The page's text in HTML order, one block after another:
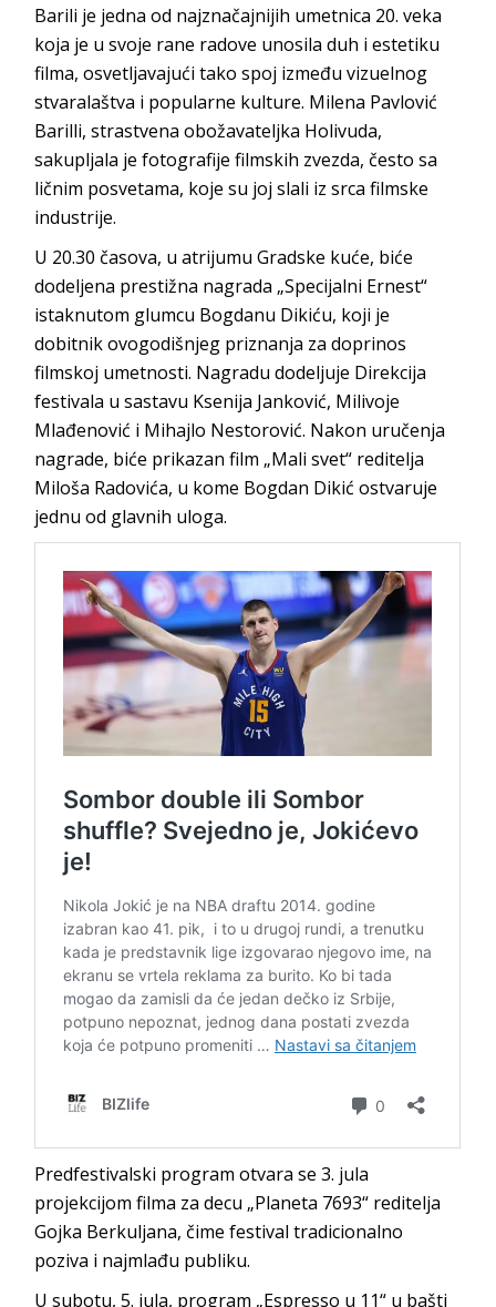
Barili je jedna od najznačajnijih umetnica 20. veka
koja je u svoje rane radove unosila duh i estetiku
filma, osvetljavajući tako spoj između vizuelnog
stvaralaštva i popularne kulture. Milena Pavlović
Barilli, strastvena obožavateljka Holivuda,
sakupljala je fotografije filmskih zvezda, često sa
ličnim posvetama, koje su joj slali iz srca filmske
industrije.
U 20.30 časova, u atrijumu Gradske kuće, biće
dodeljena prestižna nagrada „Specijalni Ernest“
istaknutom glumcu Bogdanu Dikiću, koji je
dobitnik ovogodišnjeg priznanja za doprinos
filmskoj umetnosti. Nagradu dodeljuje Direkcija
festivala u sastavu Ksenija Janković, Milivoje
Mlađenović i Mihajlo Nestorović. Nakon uručenja
nagrade, biće prikazan film „Mali svet“ reditelja
Miloša Radovića, u kome Bogdan Dikić ostvaruje
jednu od glavnih uloga.
Predfestivalski program otvara se 3. jula
projekcijom filma za decu „Planeta 7693“ reditelja
Gojka Berkuljana, čime festival tradicionalno
poziva i najmlađu publiku.
U subotu, 5. jula, program „Espresso u 11“ u bašti